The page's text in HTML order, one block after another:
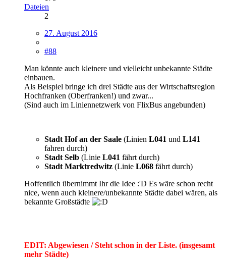
Dateien
2
27. August 2016
#88
Man könnte auch kleinere und vielleicht unbekannte Städte
einbauen.
Als Beispiel bringe ich drei Städte aus der Wirtschaftsregion
Hochfranken (Oberfranken!) und zwar...
(Sind auch im Liniennetzwerk von FlixBus angebunden)
Stadt Hof an der Saale (Linien L041 und L141
fahren durch)
Stadt Selb (Linie L041 fährt durch)
Stadt Marktredwitz (Linie L068 fährt durch)
Hoffentlich übernimmt Ihr die Idee :'D Es wäre schon recht
nice, wenn auch kleinere/unbekannte Städte dabei wären, als
bekannte Großstädte
EDIT: Abgewiesen / Steht schon in der Liste. (insgesamt
mehr Städte)